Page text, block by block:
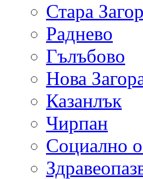
Стара
Раднево
Гълъбово
Нова
Казанлък
Чирпан
Социално